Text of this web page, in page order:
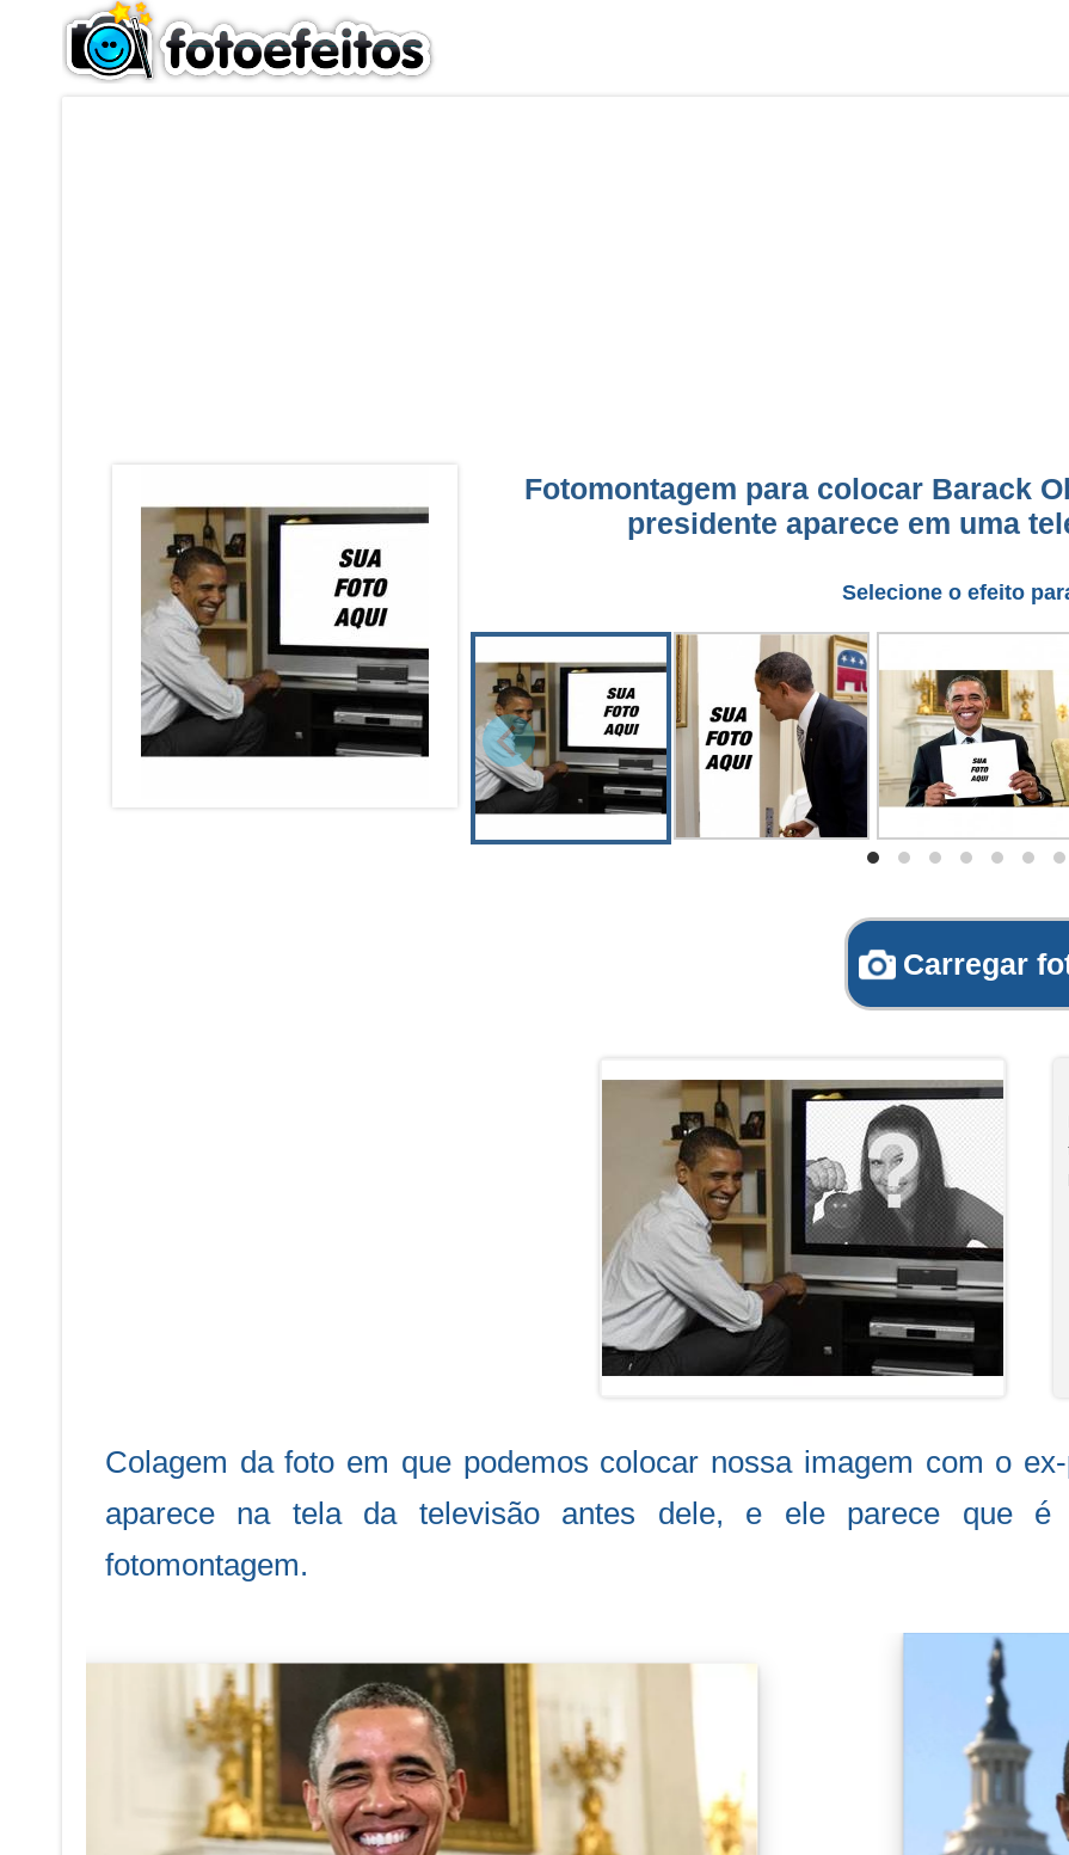
Fotomontagem para colocar Barack
presidente aparece em uma
Selecione o efeito
Carregar
Colagem da foto em que podemos colocar nossa imagem com o
aparece na tela da televisão antes dele, e ele parece que é
fotomontagem.